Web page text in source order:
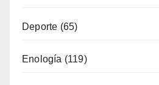
Fiestas(130)
Formación(51)